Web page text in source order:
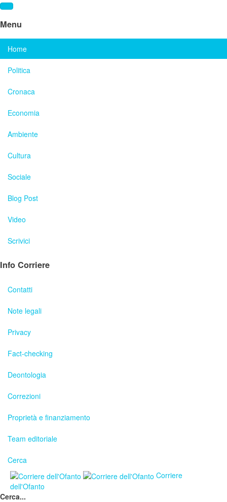
Menu
Home
Politica
Cronaca
Economia
Ambiente
Cultura
Sociale
Blog Post
Video
Scrivici
Info Corriere
Contatti
Note legali
Privacy
Fact-checking
Deontologia
Correzioni
Proprietà e finanziamento
Team editoriale
Cerca
Corriere
dell'Ofanto
Cerca...